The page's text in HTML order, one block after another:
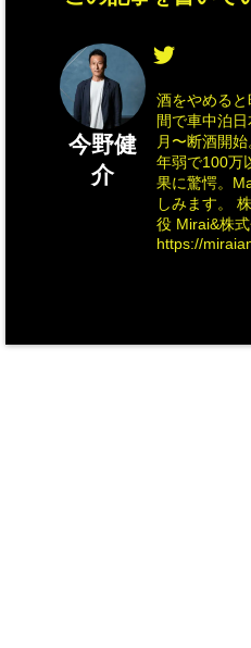
今野健
介
酒をやめる
間で車中泊
月〜断酒開
年弱で100万
果に驚愕。
しみます。
役 Mirai&株
https://